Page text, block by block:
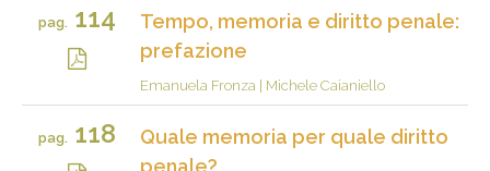
pag.114
Tempo, memoria e diritto penale:
prefazione
Emanuela Fronza Michele Caianiello
pag.118
Quale memoria per quale diritto
penale?